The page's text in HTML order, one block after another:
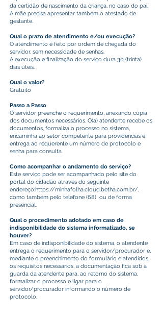
da certidão de nascimento da criança, no caso do pai.
A mãe precisa apresentar também o atestado de
gestante.
Qual o prazo de atendimento e/ou execução?
O atendimento é feito por ordem de chegada do
servidor, sem necessidade de senhas.
A execução e finalização do serviço dura 30 (trinta)
dias úteis.
Qual o valor?
Gratuito
Passo a Passo
O servidor preenche o requerimento, anexando cópia
dos documentos necessários. O(a) atendente recebe os
documentos, formaliza o processo no sistema,
encaminha ao setor competente para providências e
entrega ao requerente um número de protocolo e
senha para consulta.
Como acompanhar o andamento do serviço?
Este serviço pode ser acompanhado pelo site do
portal do cidadão através do seguinte
endereço:https://minhafolha.cloud.betha.com.br/,
como também pelo telefone (68) ou de forma
presencial.
Qual o procedimento adotado em caso de
indisponibilidade do sistema informatizado, se
houver?
Em caso de indisponibilidade do sistema, o atendente
entrega o requerimento para o servidor/procurador e,
mediante o preenchimento do formulário e atendidos
os requisitos necessários, a documentação fica sob a
guarda da atendente para, ao retorno do sistema,
formalizar o processo e ligar para o
servidor/procurador informando o número de
protocolo.